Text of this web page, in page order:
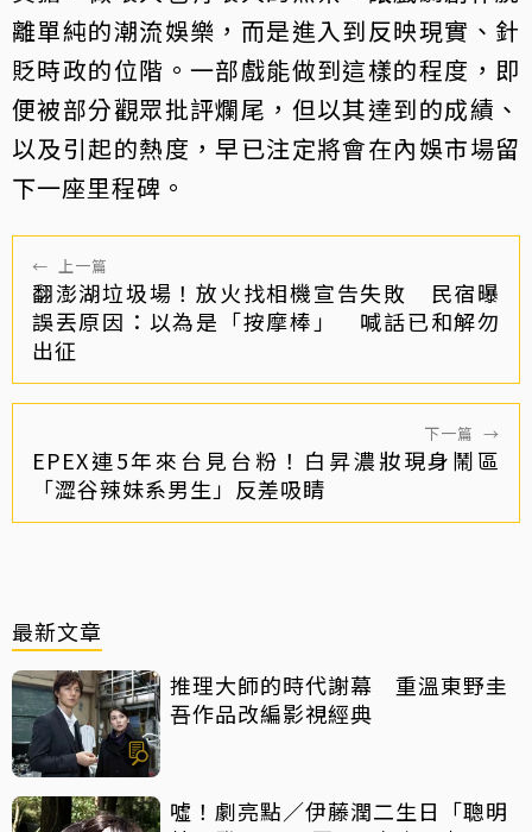
離單純的潮流娛樂，而是進入到反映現實、針
貶時政的位階。一部戲能做到這樣的程度，即
便被部分觀眾批評爛尾，但以其達到的成績、
以及引起的熱度，早已注定將會在內娛市場留
下一座里程碑。
← 上一篇
翻澎湖垃圾場！放火找相機宣告失敗 民宿曝
誤丟原因：以為是「按摩棒」 喊話已和解勿
出征
下一篇 →
EPEX連5年來台見台粉！白昇濃妝現身鬧區
「澀谷辣妹系男生」反差吸睛
最新文章
推理大師的時代謝幕 重溫東野圭
吾作品改編影視經典
噓！劇亮點／伊藤潤二生日「聰明